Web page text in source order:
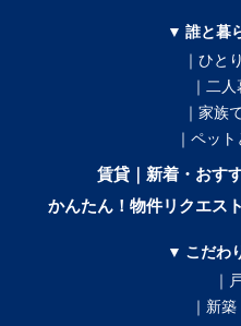
▼ 誰と暮
｜ひと
｜二人
｜家族
｜ペッ
賃貸｜新着・おす
かんたん！物件リクエスト
▼ こだわ
｜
｜新築